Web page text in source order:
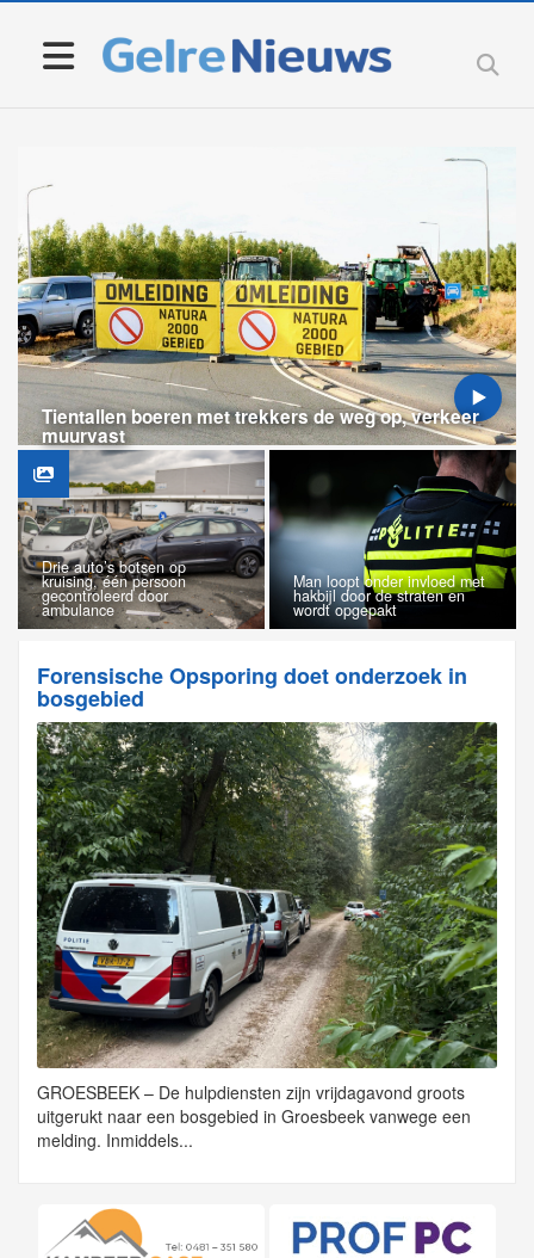
Tientallen boeren met trekkers de weg op, verkeer
muurvast
Drie auto’s botsen op
kruising, één persoon
gecontroleerd door
ambulance
Man loopt onder invloed met
hakbijl door de straten en
wordt opgepakt
Forensische Opsporing doet onderzoek in
bosgebied
GROESBEEK – De hulpdiensten zijn vrijdagavond groots
uitgerukt naar een bosgebied in Groesbeek vanwege een
melding. Inmiddels...